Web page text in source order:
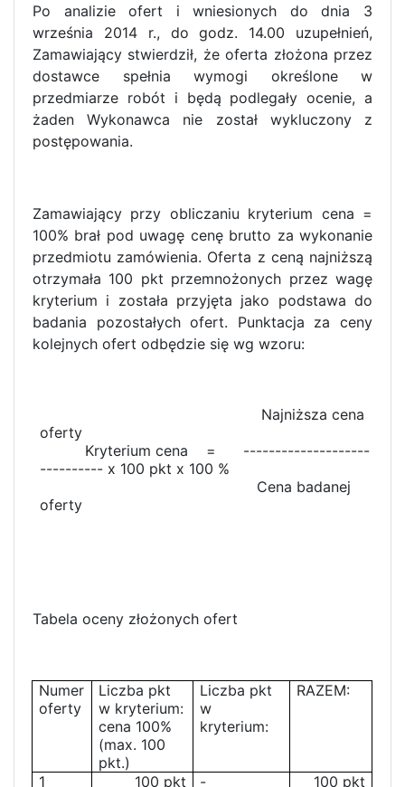
Po analizie ofert i wniesionych do dnia 3
września 2014 r., do godz. 14.00 uzupełnień,
Zamawiający stwierdził, że oferta złożona przez
dostawce spełnia wymogi określone w
przedmiarze robót i będą podlegały ocenie, a
żaden Wykonawca nie został wykluczony z
postępowania.
Zamawiający przy obliczaniu kryterium cena =
100% brał pod uwagę cenę brutto za wykonanie
przedmiotu zamówienia. Oferta z ceną najniższą
otrzymała 100 pkt przemnożonych przez wagę
kryterium i została przyjęta jako podstawa do
badania pozostałych ofert. Punktacja za ceny
kolejnych ofert odbędzie się wg wzoru:
Najniższa cena
oferty
Kryterium cena = --------------------
---------- x 100 pkt x 100 %
Cena badanej
oferty
Tabela oceny złożonych ofert
Numer
oferty
Liczba pkt
w kryterium:
cena 100%
(max. 100
pkt.)
Liczba pkt
w
kryterium:
RAZEM:
1 100 pkt - 100 pkt